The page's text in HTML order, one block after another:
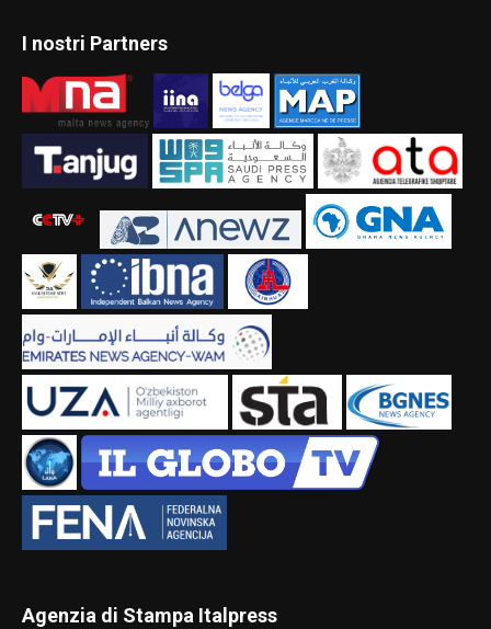
I nostri Partners
Agenzia di Stampa Italpress